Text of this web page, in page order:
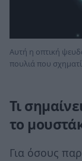
Αυτή η οπτική
πουλιά που
Τι
το
Για όσους